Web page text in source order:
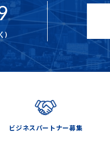
)
ビジネスパートナー募集